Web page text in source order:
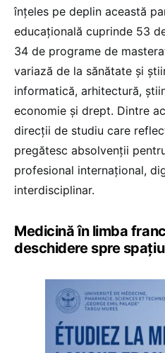
înțeles pe deplin această
educațională cuprinde 53
34 de programe de
variază de la sănătate și
informatică, arhitectură,
economie și drept. Dintre
direcții de studiu care
pregătesc absolvenții
profesional internațional,
interdisciplinar.
Medicină în limba
deschidere spre